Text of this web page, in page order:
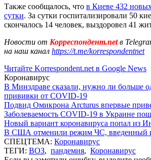
Также сообщалось, что в Киеве 432
сутки. За сутки госпитализировали 50
скончалось 14 человек, выздоровел 41
Новости от Корреспондент.netв
на наш канал https://t.me/korrespondentnet
Читайте Korrespondent.net в Google News
Коронавирус
В Минздраве сказали, нужно ли больше
прививки от COVID-19
Подвид Омикрона Arcturus впервые
Заболеваемость COVID-19 в Украине
Новый вариант коронавируса попал из
В США отменили режим ЧС, введенный
СПЕЦТЕМА: Коронавирус
ТЕГИ: ВОЗ, пандемия, Коронавирус